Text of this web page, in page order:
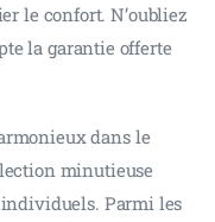
le confort. N’oubliez
la garantie offerte
dans le
minutieuse
Parmi les